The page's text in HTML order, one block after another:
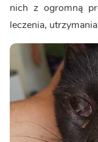
nich z ogromną
leczenia,